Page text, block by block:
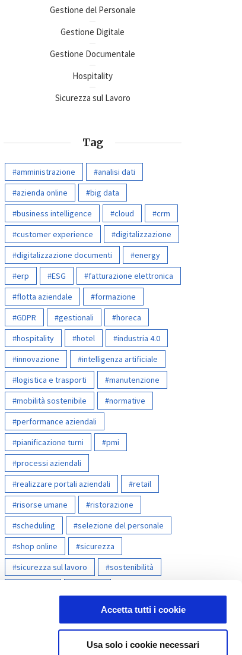
Accetta tutti i cookie
Usa solo i cookie necessari
Gestione del Personale
Gestione Digitale
Gestione Documentale
Hospitality
Sicurezza sul Lavoro
Tag
amministrazione
analisi dati
azienda online
big data
business intelligence
cloud
crm
customer experience
digitalizzazione
digitalizzazione documenti
energy
erp
ESG
fatturazione elettronica
flotta aziendale
formazione
GDPR
gestionali
horeca
hospitality
hotel
industria 4.0
innovazione
intelligenza artificiale
logistica e trasporti
manutenzione
mobilità sostenibile
normative
performance aziendali
pianificazione turni
pmi
processi aziendali
realizzare portali aziendali
retail
risorse umane
ristorazione
scheduling
selezione del personale
shop online
sicurezza
sicurezza sul lavoro
sostenibilità